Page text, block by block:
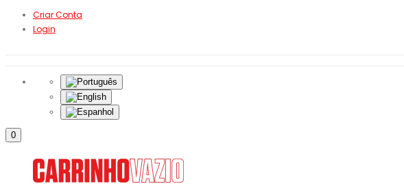
Criar Conta
Login
0